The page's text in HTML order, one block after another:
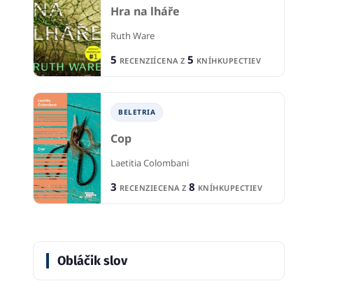
Hra na lháře
Ruth Ware
5 RECENZIÍCENA Z 5 KNÍHKUPECTIEV
BELETRIA
Cop
Laetitia Colombani
3 RECENZIECENA Z 8 KNÍHKUPECTIEV
Obláčik slov